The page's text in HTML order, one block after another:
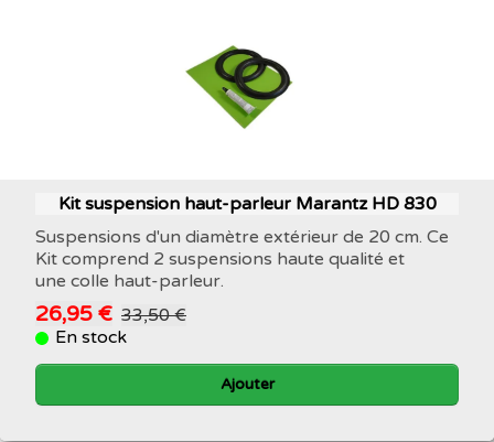
Kit suspension haut-parleur Marantz HD 830
Suspensions d'un diamètre extérieur de 20 cm. Ce
Kit comprend 2 suspensions haute qualité et
une colle haut-parleur.
26,95 € 33,50 €
En stock
Ajouter